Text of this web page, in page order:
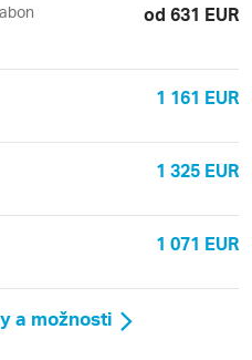
od 631 EUR
1 161 EUR
1 325 EUR
1 071 EUR
a možnosti